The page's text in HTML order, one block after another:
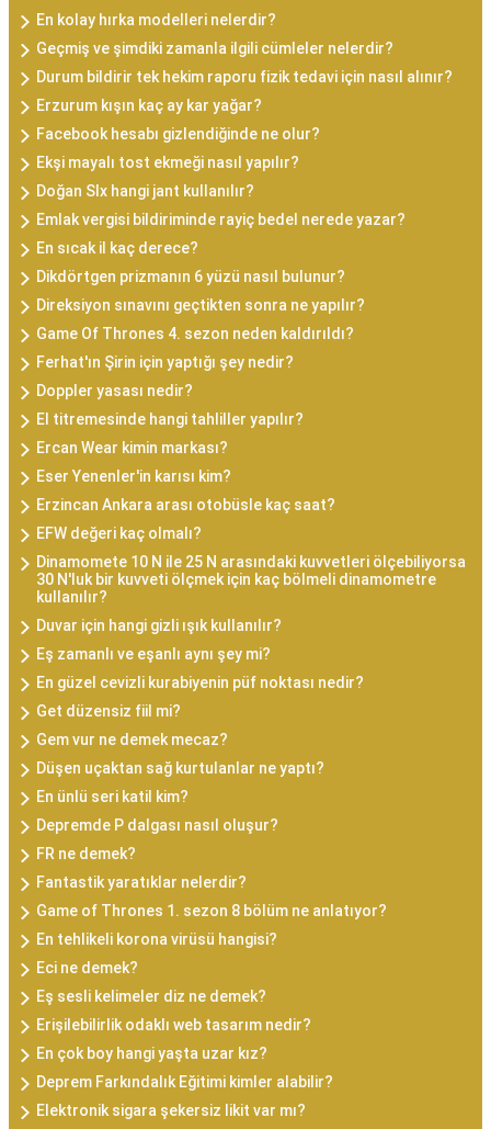
En kolay hırka modelleri nelerdir?
Geçmiş ve şimdiki zamanla ilgili cümleler nelerdir?
Durum bildirir tek hekim raporu fizik tedavi için nasıl alınır?
Erzurum kışın kaç ay kar yağar?
Facebook hesabı gizlendiğinde ne olur?
Ekşi mayalı tost ekmeği nasıl yapılır?
Doğan Slx hangi jant kullanılır?
Emlak vergisi bildiriminde rayiç bedel nerede yazar?
En sıcak il kaç derece?
Dikdörtgen prizmanın 6 yüzü nasıl bulunur?
Direksiyon sınavını geçtikten sonra ne yapılır?
Game Of Thrones 4. sezon neden kaldırıldı?
Ferhat'ın Şirin için yaptığı şey nedir?
Doppler yasası nedir?
El titremesinde hangi tahliller yapılır?
Ercan Wear kimin markası?
Eser Yenenler'in karısı kim?
Erzincan Ankara arası otobüsle kaç saat?
EFW değeri kaç olmalı?
Dinamomete 10 N ile 25 N arasındaki kuvvetleri ölçebiliyorsa
30 N'luk bir kuvveti ölçmek için kaç bölmeli dinamometre
kullanılır?
Duvar için hangi gizli ışık kullanılır?
Eş zamanlı ve eşanlı aynı şey mi?
En güzel cevizli kurabiyenin püf noktası nedir?
Get düzensiz fiil mi?
Gem vur ne demek mecaz?
Düşen uçaktan sağ kurtulanlar ne yaptı?
En ünlü seri katil kim?
Depremde P dalgası nasıl oluşur?
FR ne demek?
Fantastik yaratıklar nelerdir?
Game of Thrones 1. sezon 8 bölüm ne anlatıyor?
En tehlikeli korona virüsü hangisi?
Eci ne demek?
Eş sesli kelimeler diz ne demek?
Erişilebilirlik odaklı web tasarım nedir?
En çok boy hangi yaşta uzar kız?
Deprem Farkındalık Eğitimi kimler alabilir?
Elektronik sigara şekersiz likit var mı?